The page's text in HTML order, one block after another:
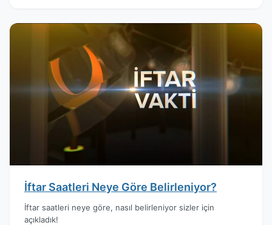
İftar Saatleri Neye Göre Belirleniyor?
İftar saatleri neye göre, nasıl belirleniyor sizler için
açıkladık!